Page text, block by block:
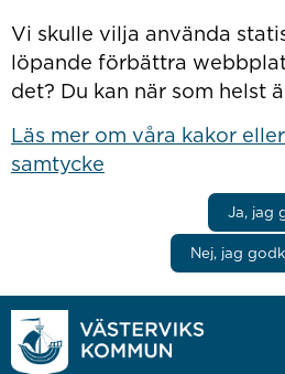
Vi skulle vilja använda
löpande förbättra
det? Du kan när som helst
Läs mer om våra kakor
samtycke
Ja, jag
Nej, jag